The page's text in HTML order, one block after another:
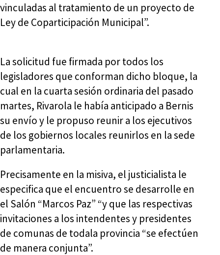
vinculadas al tratamiento de un proyecto de
Ley de Coparticipación Municipal”.
La solicitud fue firmada por todos los
legisladores que conforman dicho bloque, la
cual en la cuarta sesión ordinaria del pasado
martes, Rivarola le había anticipado a Bernis
su envío y le propuso reunir a los ejecutivos
de los gobiernos locales reunirlos en la sede
parlamentaria.
Precisamente en la misiva, el justicialista le
especifica que el encuentro se desarrolle en
el Salón “Marcos Paz” “y que las respectivas
invitaciones a los intendentes y presidentes
de comunas de todala provincia “se efectúen
de manera conjunta”.